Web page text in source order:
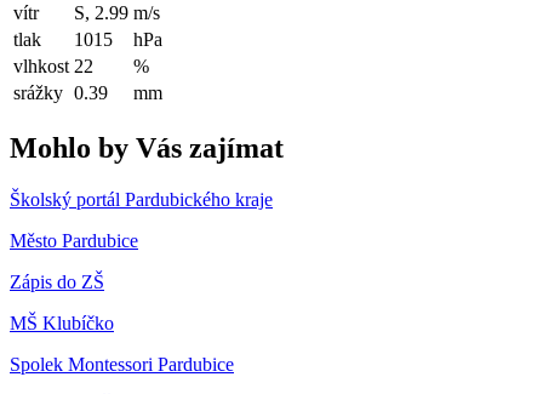
vítr
S, 2.99 m/s
tlak
1015
hPa
vlhkost 22
%
srážky 0.39 mm
Mohlo by Vás zajímat
Školský portál Pardubického kraje
Město Pardubice
Zápis do ZŠ
MŠ Klubíčko
Spolek Montessori Pardubice